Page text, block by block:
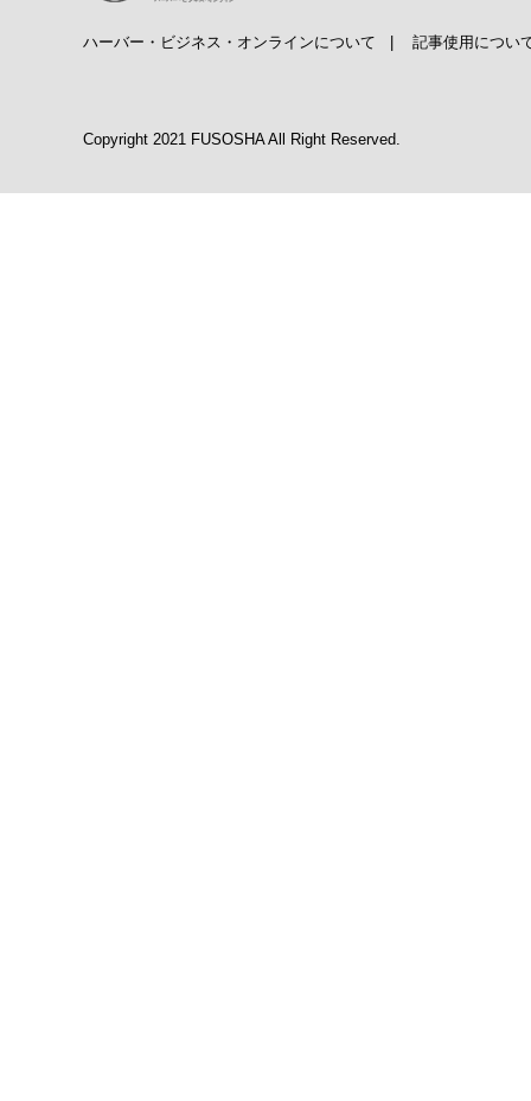
ハーバー・ビジネス・オンラインについて 記事使用につい
Copyright 2021 FUSOSHA All Right Reserved.